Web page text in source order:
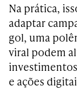
Na prática,
adaptar
gol, uma
viral podem
e ações